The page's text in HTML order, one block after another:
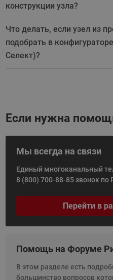
конструкции узла?
Что делать, если узел из
подобрать в
Селект)?
Если нужна
Мы всегда на связи
Единый многоканальный
8 (800) 700-88-85звонок по
Перейти в
Помощь на Форуме
В этом разделе есть
большинство вопросов